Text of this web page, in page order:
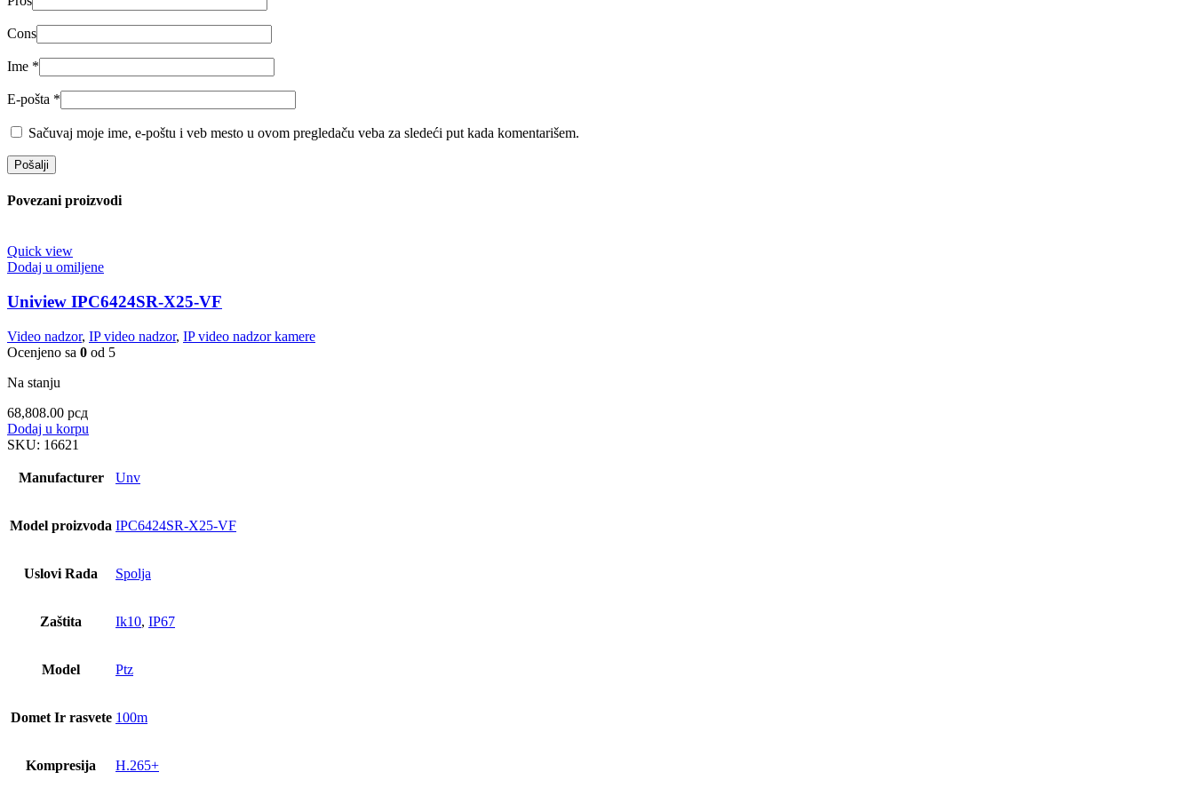
Cons
Ime *
E-pošta *
Sačuvaj moje ime, e-poštu i veb mesto u ovom pregledaču veba za sledeći put kada komentarišem.
Povezani proizvodi
Quick view
Dodaj u omiljene
Uniview IPC6424SR-X25-VF
Video nadzor, IP video nadzor, IP video nadzor kamere
Ocenjeno sa 0 od 5
Na stanju
68,808.00 рсд
Dodaj u korpu
SKU: 16621
Manufacturer Unv
Model proizvoda IPC6424SR-X25-VF
Uslovi Rada Spolja
Zaštita Ik10, IP67
Model Ptz
Domet Ir rasvete 100m
Kompresija H.265+